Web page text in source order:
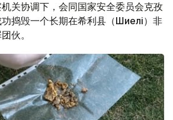
关协调下，会同国家安全委员会克孜
捣毁一个长期在希利县（Шиелі）非
伙。